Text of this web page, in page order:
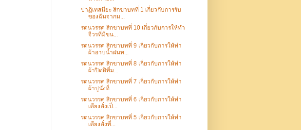
ปาฏิเทสนียะ สิกขาบทที่ 1 เกี่ยวกับการรับ
ของฉันจากม...
รตนวรรค สิกขาบทที่ 10 เกี่ยวกับการให้ทำ
จีวรที่มีขน...
รตนวรรค สิกขาบทที่ 9 เกี่ยวกับการให้ทำ
ผ้าอาบน้ำฝนท...
รตนวรรค สิกขาบทที่ 8 เกี่ยวกับการให้ทำ
ผ้าปิดฝีที่ม...
รตนวรรค สิกขาบทที่ 7 เกี่ยวกับการให้ทำ
ผ้าปูนั่งที่...
รตนวรรค สิกขาบทที่ 6 เกี่ยวกับการให้ทำ
เตียงตั่งเป็...
รตนวรรค สิกขาบทที่ 5 เกี่ยวกับการให้ทำ
เตียงตั่งที่...